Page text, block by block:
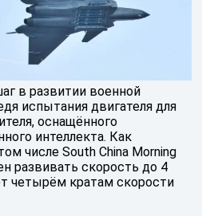
в развитии военной
испытания двигателя для
оснащённого
интеллекта. Как
числе South China Morning
развивать скорость до 4
четырём кратам скорости